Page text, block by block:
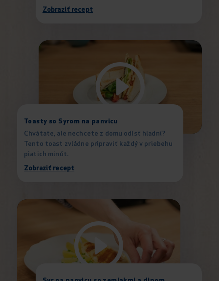
Zobraziť recept
Toasty so Syrom na panvicu
Chvátate, ale nechcete z domu odísť hladní?
Tento toast zvládne pripraviť každý v priebehu
piatich minút.
Zobraziť recept